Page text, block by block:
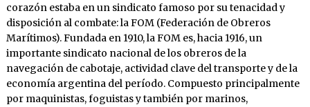
corazón estaba en un sindicato famoso por su tenacidad y
disposición al combate: la FOM (Federación de Obreros
Marítimos). Fundada en 1910, la FOM es, hacia 1916, un
importante sindicato nacional de los obreros de la
navegación de cabotaje, actividad clave del transporte y de la
economía argentina del período. Compuesto principalmente
por maquinistas, foguistas y también por marinos,